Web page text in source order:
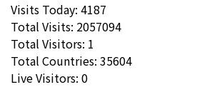
Visits Today: 4187
Total Visits: 2057094
Total Visitors: 1
Total Countries: 35604
Live Visitors: 0